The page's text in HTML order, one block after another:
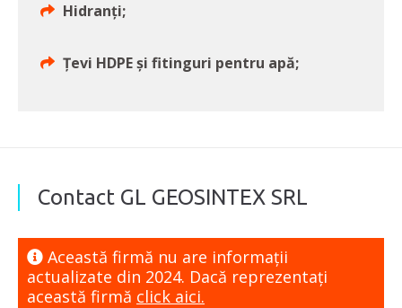
Hidranți;
Țevi HDPE și fitinguri pentru apă;
Contact GL GEOSINTEX SRL
Această firmă nu are informaţii
actualizate din 2024. Dacă reprezentaţi
această firmă click aici.